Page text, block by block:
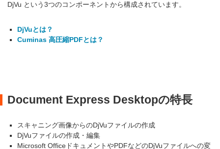
お問い合わせ
DjVu という3つのコンポーネントから構成されています。
DjVuとは？
Cuminas 高圧縮PDFとは？
Document Express Desktopの特長
スキャニング画像からのDjVuファイルの作成
DjVuファイルの作成・編集
Microsoft OfficeドキュメントやPDFなどのDjVuファイルへの変